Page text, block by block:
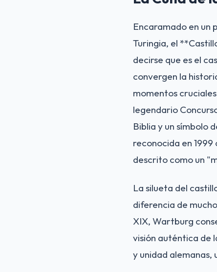
Encaramado en un
Turingia, el
decirse que es el
convergen la
momentos
legendario
Biblia y un símbolo
reconocida en
descrito como un
La silueta del
diferencia de
XIX, Wartburg
visión auténtica de
y unidad